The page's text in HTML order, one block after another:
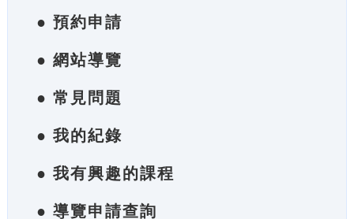
● 預約申請
● 網站導覽
● 常見問題
● 我的紀錄
● 我有興趣的課程
● 導覽申請查詢